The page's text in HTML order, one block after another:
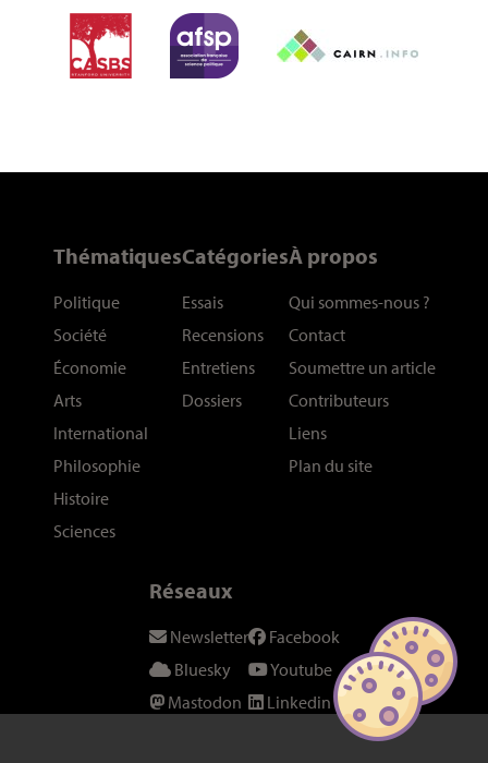
Thématiques
Politique
Société
Économie
Arts
International
Philosophie
Histoire
Sciences
Catégories
Essais
Recensions
Entretiens
Dossiers
À propos
Qui sommes-nous ?
Contact
Soumettre un article
Contributeurs
Liens
Plan du site
Réseaux
Newsletter
Bluesky
Mastodon
Facebook
Youtube
Linkedin